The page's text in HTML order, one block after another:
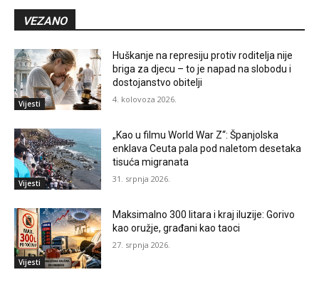
VEZANO
Vijesti
Huškanje na represiju protiv roditelja nije
briga za djecu – to je napad na slobodu i
dostojanstvo obitelji
4. kolovoza 2026.
Vijesti
„Kao u filmu World War Z“: Španjolska
enklava Ceuta pala pod naletom desetaka
tisuća migranata
31. srpnja 2026.
Vijesti
Maksimalno 300 litara i kraj iluzije: Gorivo
kao oružje, građani kao taoci
27. srpnja 2026.